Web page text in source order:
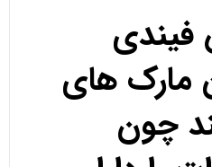
فیندی
مارک های
چون